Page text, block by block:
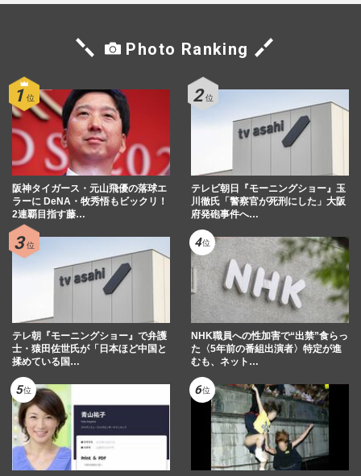
Photo Ranking
阪神タイガース・元山飛優の落球エ
ラーに DeNA・牧秀悟もビックリ！
2連覇目指す藤…
テレビ朝日『モーニングショー』玉
川徹氏「警察官が死刑にした」大阪
府発砲事件へ…
テレ朝『モーニングショー』で弁護
士・猿田佐世氏が「日本ほど中国と
揉めている国…
NHK職員への性加害で“出禁”食らっ
た〈5年前の番組出演者〉特定が進
むも、ネット…